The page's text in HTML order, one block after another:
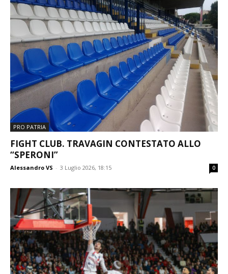
PRO PATRIA
FIGHT CLUB. TRAVAGIN CONTESTATO ALLO
“SPERONI”
Alessandro VS - 3 Luglio 2026, 18:15 0